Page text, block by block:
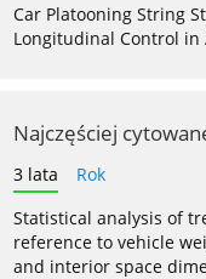
Car Platooning String
Longitudinal Control in
Najczęściej
3 lata
Rok
Statistical analysis of
reference to vehicle
and interior space